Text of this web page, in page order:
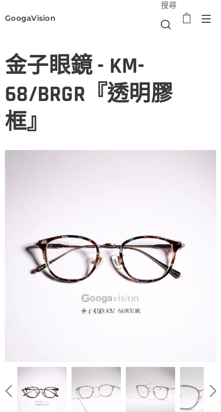
GoogaVision
搜尋
金子眼鏡 - KM-
68/BRGR『透明膠
框』